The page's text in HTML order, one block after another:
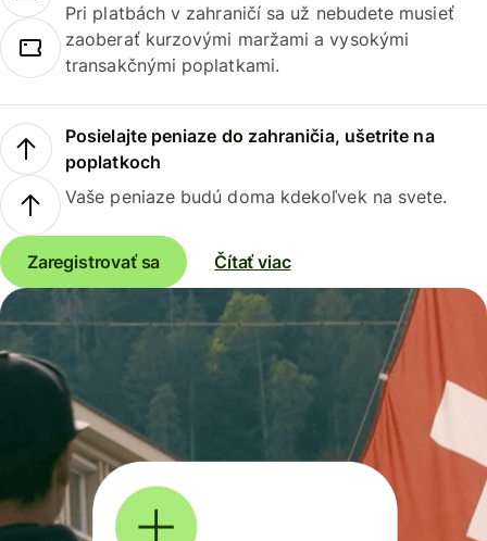
Pri platbách v zahraničí sa už nebudete musieť
zaoberať kurzovými maržami a vysokými
transakčnými poplatkami.
Posielajte peniaze do zahraničia, ušetrite na
poplatkoch
Vaše peniaze budú doma kdekoľvek na svete.
Zaregistrovať sa Čítať viac